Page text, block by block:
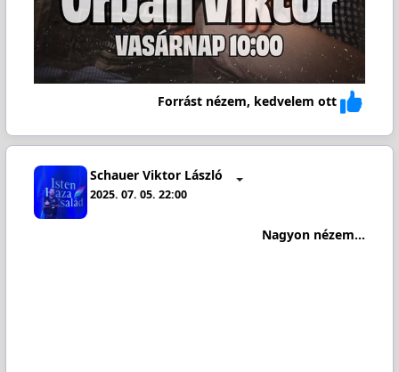
Forrást nézem, kedvelem ott
Schauer Viktor László
2025. 07. 05. 22:00
Nagyon nézem...